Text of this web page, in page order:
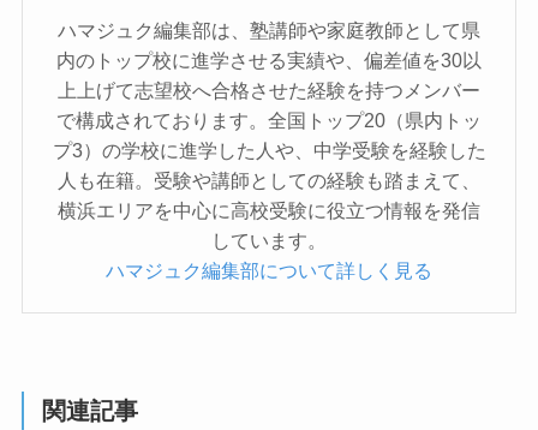
ハマジュク編集部は、塾講師や家庭教師として県
内のトップ校に進学させる実績や、偏差値を30以
上上げて志望校へ合格させた経験を持つメンバー
で構成されております。全国トップ20（県内トッ
プ3）の学校に進学した人や、中学受験を経験した
人も在籍。受験や講師としての経験も踏まえて、
横浜エリアを中心に高校受験に役立つ情報を発信
しています。
ハマジュク編集部について詳しく見る
関連記事